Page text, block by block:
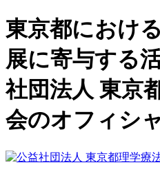
東京都におけ
展に寄与する
社団法人 東京
会のオフィシ